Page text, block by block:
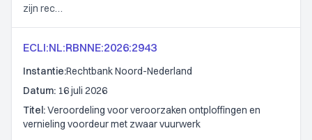
zijn rec…
ECLI:NL:RBNNE:2026:2943
Instantie:Rechtbank Noord-Nederland
Datum: 16 juli 2026
Titel:Veroordeling voor veroorzaken ontploffingen en
vernieling voordeur met zwaar vuurwerk